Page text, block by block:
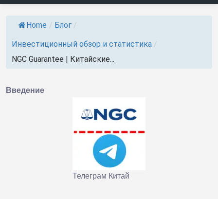
Home / Блог /
Инвестиционный обзор и статистика /
NGC Guarantee | Китайские...
Введение
Телеграм Китай